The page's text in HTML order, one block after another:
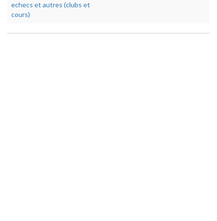
echecs et autres (clubs et
cours)